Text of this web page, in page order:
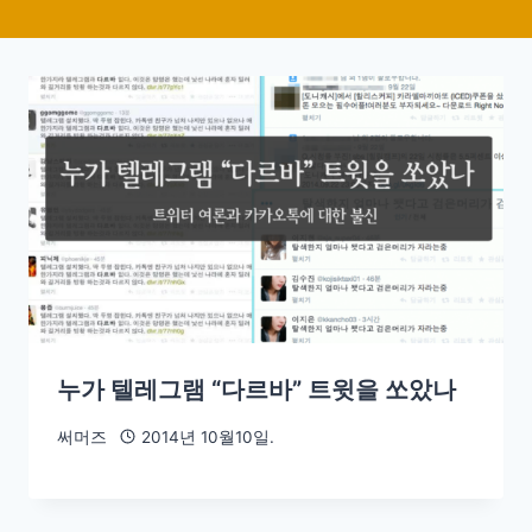
누가 텔레그램 “다르바” 트윗을 쏘았나
써머즈 2014년 10월10일.